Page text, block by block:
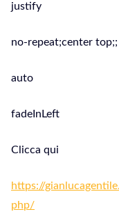
justify
no-repeat;center top;;
auto
fadeInLeft
Clicca qui
https://
php/